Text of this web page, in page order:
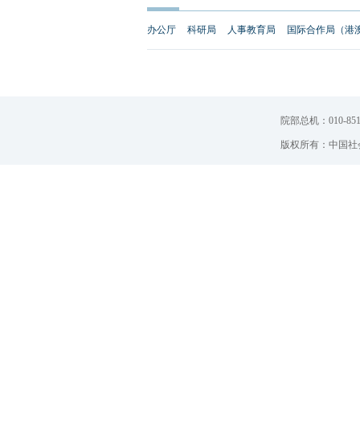
办公厅 科研局 人事教育局 国际合作局（港
院部总机：010-
版权所有：中国